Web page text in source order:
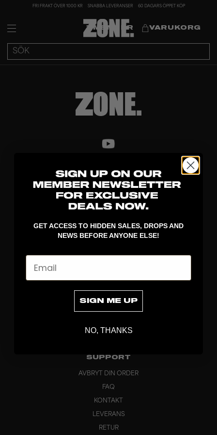
FRI FRAKT ÖVER 1000 KR SNABBA LEVERANSER 60 DAGARS ÖPPET KÖP
MEMBER VARUKORG
UPPTÄCK
KLUBBOR
BLAD
KLÄDER
GREPP
OM OSS
HUVUDKONTOR
SUPPORT
AVBRYT DIN ORDER
FAQ
KONTAKT
LEVERANS
RETUR
GET ACCESS TO HIDDEN SALES, DROPS AND
NEWS BEFORE ANYONE ELSE!
Email
SIGN ME UP
NO, THANKS